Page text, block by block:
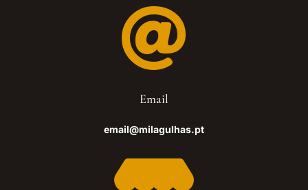

Email
email@milagulhas.pt